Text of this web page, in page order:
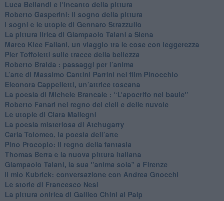
Luca Bellandi e l’incanto della pittura
​Roberto Gasperini: il sogno della pittura
I sogni e le utopie di Gennaro Strazzullo
La pittura lirica di Giampaolo Talani a Siena
​Marco Klee Fallani, un viaggio tra le cose con leggerezza
​Pier Toffoletti sulle tracce della bellezza
​Roberto Braida : passaggi per l’anima
​L’arte di Massimo Cantini Parrini nel film Pinocchio
Eleonora Cappelletti, un’attrice toscana
​La poesia di Michele Brancale : “L’apocrifo nel baule"
Roberto Fanari nel regno dei cieli e delle nuvole
Le utopie di Clara Mallegni
​La poesia misteriosa di Atchugarry
Carla Tolomeo, la poesia dell’arte
Pino Procopio: il regno della fantasia
Thomas Berra e la nuova pittura italiana
Giampaolo Talani, la sua "anima sola" a Firenze
Il mio Kubrick: conversazione con Andrea Gnocchi
Le storie di Francesco Nesi
​La pittura onirica di Galileo Chini al Palp